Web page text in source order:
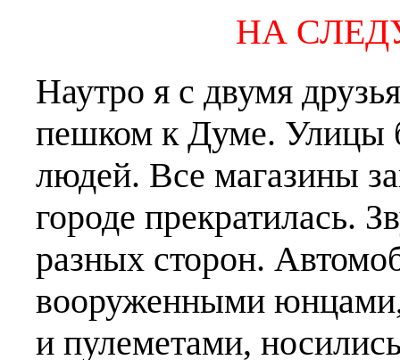
НА
Наутро я с двумя
пешком к Думе. Улицы
людей. Все магазины
городе прекратилась.
разных сторон.
вооруженными
и пулеметами,